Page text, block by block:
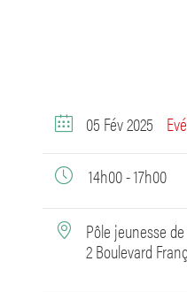
05 Fév 2025
14h00 - 17h00
Pôle jeunesse
2 Boulevard